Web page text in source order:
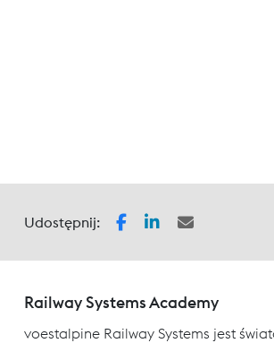
Udostępnij:
Railway Systems Academy
voestalpine Railway Systems jest